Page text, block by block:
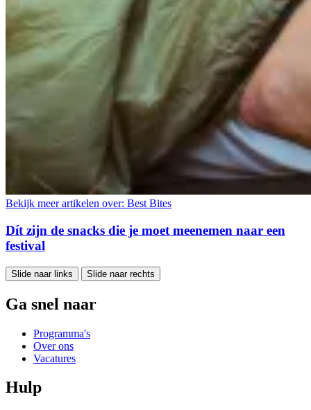
Bekijk meer artikelen over: Best Bites
Dít zijn de snacks die je moet meenemen naar een
festival
Slide naar links Slide naar rechts
Ga snel naar
Programma's
Over ons
Vacatures
Hulp